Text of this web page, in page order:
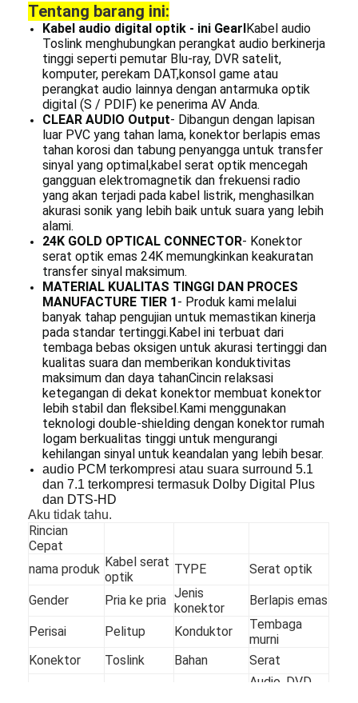
Tentang barang ini:
Kabel audio digital optik - ini GearIKabel audio
Toslink menghubungkan perangkat audio berkinerja
tinggi seperti pemutar Blu-ray, DVR satelit,
komputer, perekam DAT,konsol game atau
perangkat audio lainnya dengan antarmuka optik
digital (S / PDIF) ke penerima AV Anda.
CLEAR AUDIO Output- Dibangun dengan lapisan
luar PVC yang tahan lama, konektor berlapis emas
tahan korosi dan tabung penyangga untuk transfer
sinyal yang optimal,kabel serat optik mencegah
gangguan elektromagnetik dan frekuensi radio
yang akan terjadi pada kabel listrik, menghasilkan
akurasi sonik yang lebih baik untuk suara yang lebih
alami.
24K GOLD OPTICAL CONNECTOR- Konektor
serat optik emas 24K memungkinkan keakuratan
transfer sinyal maksimum.
MATERIAL KUALITAS TINGGI DAN PROCES
MANUFACTURE TIER 1- Produk kami melalui
banyak tahap pengujian untuk memastikan kinerja
pada standar tertinggi.Kabel ini terbuat dari
tembaga bebas oksigen untuk akurasi tertinggi dan
kualitas suara dan memberikan konduktivitas
maksimum dan daya tahanCincin relaksasi
ketegangan di dekat konektor membuat konektor
lebih stabil dan fleksibel.Kami menggunakan
teknologi double-shielding dengan konektor rumah
logam berkualitas tinggi untuk mengurangi
kehilangan sinyal untuk keandalan yang lebih besar.
audio PCM terkompresi atau suara surround 5.1
dan 7.1 terkompresi termasuk Dolby Digital Plus
dan DTS-HD
Aku tidak tahu.
Rincian
Cepat
nama produk Kabel serat
optik
TYPE Serat optik
Gender Pria ke pria Jenis
konektor
Berlapis emas
Perisai Pelitup Konduktor
Tembaga
murni
Konektor
Toslink Bahan
Serat
Audio, DVD,